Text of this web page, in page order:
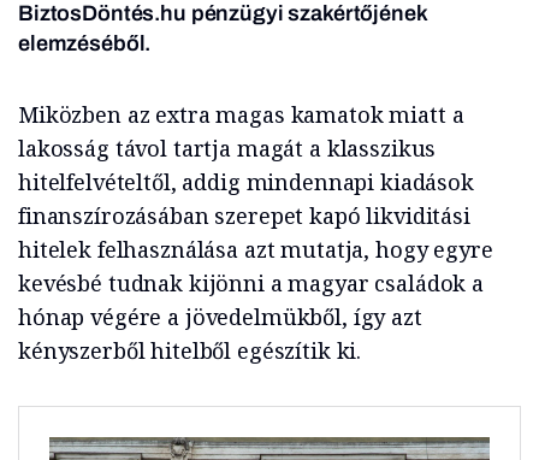
BiztosDöntés.hu pénzügyi szakértőjének
elemzéséből.
Miközben az extra magas kamatok miatt a
lakosság távol tartja magát a klasszikus
hitelfelvételtől, addig mindennapi kiadások
finanszírozásában szerepet kapó likviditási
hitelek felhasználása azt mutatja, hogy egyre
kevésbé tudnak kijönni a magyar családok a
hónap végére a jövedelmükből, így azt
kényszerből hitelből egészítik ki.